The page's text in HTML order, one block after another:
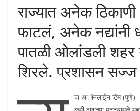
राज्यात अनेक
फाटलं, अनेक नद्यांनी
पातळी ओलांडली शहर
शिरले. प्रशासन सज्ज
ज अॉनलाईन टिम (पुणे) :-
कमी दाबाच्या पट्टयामुळे